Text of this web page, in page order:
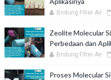
Bndung Filter Air
Zeolite Molecular
Perbedaan dan
Bndung Filter Air
Proses Molecular